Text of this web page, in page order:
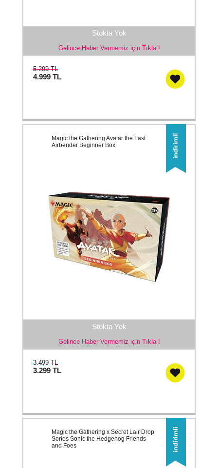
Stokta Yok
Gelince Haber Vermemiz için Tıkla !
5.299 TL
4.999 TL
Stokta Yok
Gelince Haber Vermemiz için Tıkla !
Magic the Gathering Avatar the Last
Airbender Beginner Box
3.499 TL
3.299 TL
Magic the Gathering x Secret Lair Drop
Series Sonic the Hedgehog Friends
and Foes